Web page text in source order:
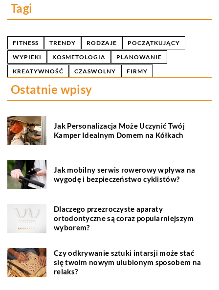
Tagi
FITNESS TRENDY RODZAJE
POCZĄTKUJĄCY
WYPIEKI
KOSMETOLOGIA
PLANOWANIE
KREATYWNOŚĆ
CZASWOLNY FIRMY
Ostatnie wpisy
Jak Personalizacja Może Uczynić Twój
Kamper Idealnym Domem na Kółkach
Jak mobilny serwis rowerowy wpływa na
wygodę i bezpieczeństwo cyklistów?
Dlaczego przezroczyste aparaty
ortodontyczne są coraz popularniejszym
wyborem?
Czy odkrywanie sztuki intarsji może stać
się twoim nowym ulubionym sposobem na
relaks?